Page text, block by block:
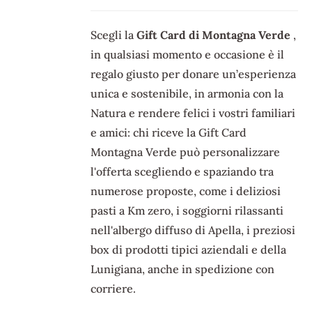
Scegli laGift Card di Montagna Verde ,
in qualsiasi momento e occasione è il
regalo giusto per donare un’esperienza
unica e sostenibile, in armonia con la
Natura e rendere felici i vostri familiari
e amici: chi riceve la Gift Card
Montagna Verde può personalizzare
l'offerta scegliendo e spaziando tra
numerose proposte, come i deliziosi
pasti a Km zero, i soggiorni rilassanti
nell'albergo diffuso di Apella, i preziosi
box di prodotti tipici aziendali e della
Lunigiana, anche in spedizione con
corriere.